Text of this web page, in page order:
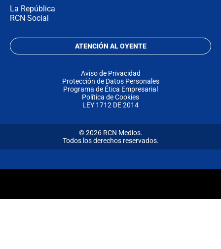
La República
RCN Social
ATENCIÓN AL OYENTE
Aviso de Privacidad
Protección de Datos Personales
Programa de Ética Empresarial
Política de Cookies
LEY 1712 DE 2014
© 2026 RCN Medios.
Todos los derechos reservados.